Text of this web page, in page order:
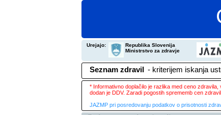
Urejajo:
Republika Slovenija
Ministrstvo za zdravje
Seznam zdravil - kriterijem iskanja
* Informativno doplačilo je razlika med ceno
dodan je DDV. Zaradi pogostih sprememb cen
JAZMP pri posredovanju podatkov o prisotnosti